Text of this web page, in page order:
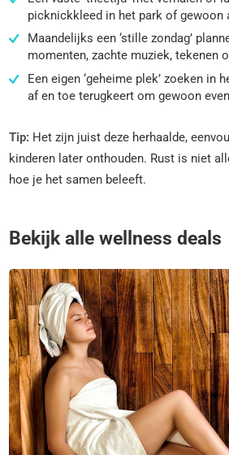
picknickkleed in het park of gewoon
Maandelijks een ‘stille zondag’
momenten, zachte muziek, tekenen
Een eigen ‘geheime plek’ zoeken in
af en toe terugkeert om gewoon
Tip: Het zijn juist deze herhaalde,
kinderen later onthouden. Rust is niet
hoe je het samen beleeft.
Bekijk alle wellness deals